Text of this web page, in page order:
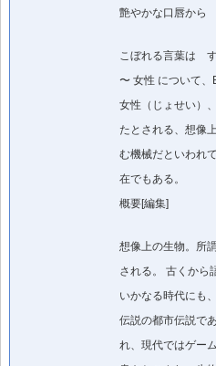
艶やかな口唇から
こぼれる言葉は
〜 女性 について、
女性（じょせい）
たとされる、想像
む機械だといわれ
在でもある。
概要[編集]
想像上の生物。所
される。 古くから
いかなる時代にも
伝説の都市伝説で
れ、現代ではゲー